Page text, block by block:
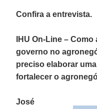
Confira a entrevista.
IHU On-Line –
governo no
preciso elaborar
fortalecer o
José